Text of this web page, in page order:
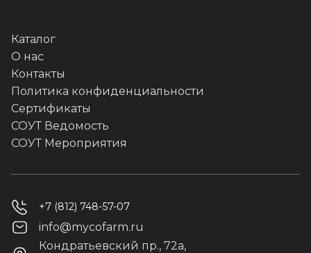
+7 (812) 748-57-07
info@mycofarm.ru
Кондратьевский пр., 72а,
Каталог
О нас
Контакты
Политика конфиденциальности
Сертификаты
СОУТ Ведомость
СОУТ Мероприятия